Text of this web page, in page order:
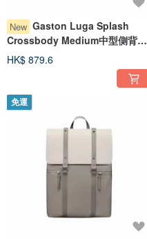
New Gaston Luga Splash
Crossbody Medium中型側背包-
奶油白x燕麥灰
HK$ 879.6
免運